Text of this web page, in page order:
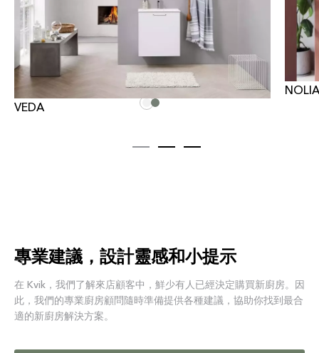
VEDA
專業建議，設計靈感和小提示
在 Kvik，我們了解來店顧客中，鮮少有人已經決定購買新廚房。因
此，我們的專業廚房顧問隨時準備提供各種建議，協助你找到最合
適的新廚房解決方案。